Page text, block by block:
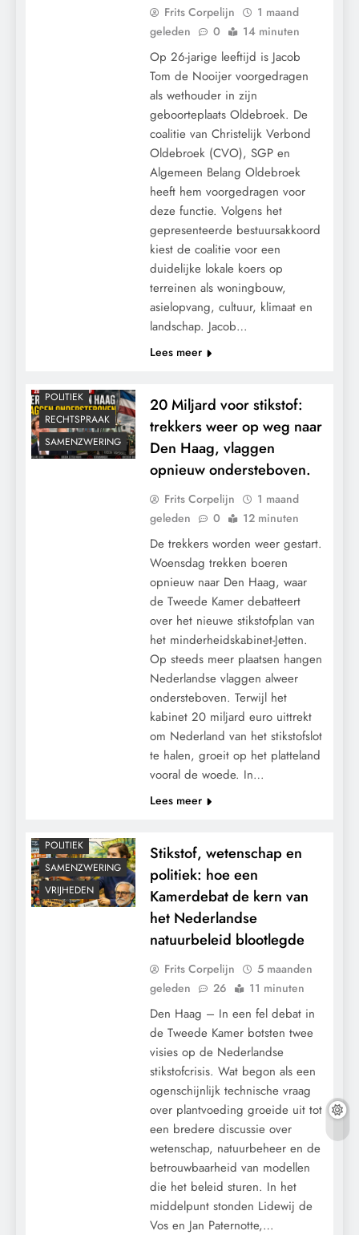
Frits Corpelijn
1 maand
geleden
0 14 minuten
Op 26-jarige leeftijd is Jacob
Tom de Nooijer voorgedragen
als wethouder in zijn
geboorteplaats Oldebroek. De
coalitie van Christelijk Verbond
Oldebroek (CVO), SGP en
Algemeen Belang Oldebroek
heeft hem voorgedragen voor
deze functie. Volgens het
gepresenteerde bestuursakkoord
kiest de coalitie voor een
duidelijke lokale koers op
terreinen als woningbouw,
asielopvang, cultuur, klimaat en
landschap. Jacob…
Lees meer
POLITIEK
RECHTSPRAAK
SAMENZWERING
20 Miljard voor stikstof:
trekkers weer op weg naar
Den Haag, vlaggen
opnieuw ondersteboven.
Frits Corpelijn
1 maand
geleden
0 12 minuten
De trekkers worden weer gestart.
Woensdag trekken boeren
opnieuw naar Den Haag, waar
de Tweede Kamer debatteert
over het nieuwe stikstofplan van
het minderheidskabinet-Jetten.
Op steeds meer plaatsen hangen
Nederlandse vlaggen alweer
ondersteboven. Terwijl het
kabinet 20 miljard euro uittrekt
om Nederland van het stikstofslot
te halen, groeit op het platteland
vooral de woede. In…
Lees meer
POLITIEK
SAMENZWERING
VRIJHEDEN
Stikstof, wetenschap en
politiek: hoe een
Kamerdebat de kern van
het Nederlandse
natuurbeleid blootlegde
Frits Corpelijn
5 maanden
geleden
26 11 minuten
Den Haag – In een fel debat in
de Tweede Kamer botsten twee
visies op de Nederlandse
stikstofcrisis. Wat begon als een
ogenschijnlijk technische vraag
over plantvoeding groeide uit tot
een bredere discussie over
wetenschap, natuurbeheer en de
betrouwbaarheid van modellen
die het beleid sturen. In het
middelpunt stonden Lidewij de
Vos en Jan Paternotte,…